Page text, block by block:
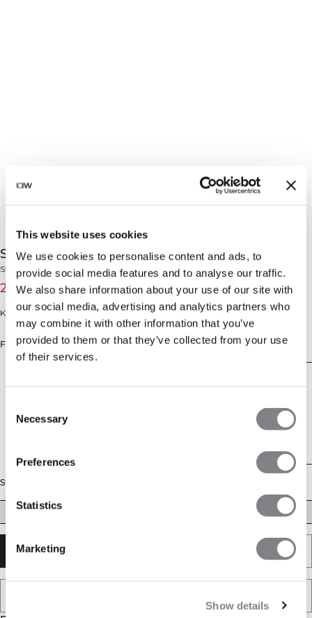
This website uses cookies
We use cookies to personalise content and ads, to
provide social media features and to analyse our traffic.
We also share information about your use of our site with
our social media, advertising and analytics partners who
may combine it with other information that you’ve
provided to them or that they’ve collected from your use
of their services.
Selection
Necessary
Preferences
Statistics
Marketing
Show details
Stride Cropped Hoodie Wmn Light Mauve
Stride Collection
275 DKK549 DKK(-50%)
Kort hoodie.
Farve: Light Mauve
Størrelse
XS XXL
UDSOLGT - GIV MIG BESKED